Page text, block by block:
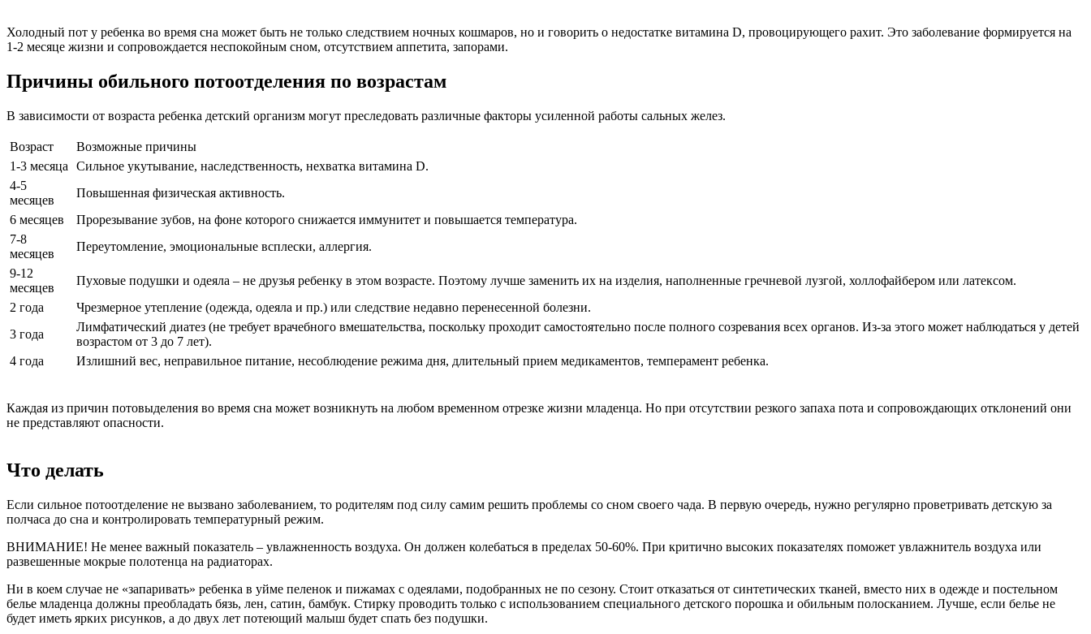
Холодный пот у ребенка во время сна может быть не только следствием ночных кошмаров, но и говорить о недостатке витамина D, провоцирующего рахит. Это заболевание формируется на
1-2 месяце жизни и сопровождается неспокойным сном, отсутствием аппетита, запорами.
Причины обильного потоотделения по возрастам
В зависимости от возраста ребенка детский организм могут преследовать различные факторы усиленной работы сальных желез.
Возраст
Возможные причины
1-3 месяца
Сильное укутывание, наследственность, нехватка витамина D.
4-5
месяцев
Повышенная физическая активность.
6 месяцев
Прорезывание зубов, на фоне которого снижается иммунитет и повышается температура.
7-8
месяцев
Переутомление, эмоциональные всплески, аллергия.
9-12
месяцев
Пуховые подушки и одеяла – не друзья ребенку в этом возрасте. Поэтому лучше заменить их на изделия, наполненные гречневой лузгой, холлофайбером или латексом.
2 года
Чрезмерное утепление (одежда, одеяла и пр.) или следствие недавно перенесенной болезни.
3 года
Лимфатический диатез (не требует врачебного вмешательства, поскольку проходит самостоятельно после полного созревания всех органов. Из-за этого может наблюдаться у детей
возрастом от 3 до 7 лет).
4 года
Излишний вес, неправильное питание, несоблюдение режима дня, длительный прием медикаментов, темперамент ребенка.
Каждая из причин потовыделения во время сна может возникнуть на любом временном отрезке жизни младенца. Но при отсутствии резкого запаха пота и сопровождающих отклонений они
не представляют опасности.
Что делать
Если сильное потоотделение не вызвано заболеванием, то родителям под силу самим решить проблемы со сном своего чада. В первую очередь, нужно регулярно проветривать детскую за
полчаса до сна и контролировать температурный режим.
ВНИМАНИЕ! Не менее важный показатель – увлажненность воздуха. Он должен колебаться в пределах 50-60%. При критично высоких показателях поможет увлажнитель воздуха или
развешенные мокрые полотенца на радиаторах.
Ни в коем случае не «запаривать» ребенка в уйме пеленок и пижамах с одеялами, подобранных не по сезону. Стоит отказаться от синтетических тканей, вместо них в одежде и постельном
белье младенца должны преобладать бязь, лен, сатин, бамбук. Стирку проводить только с использованием специального детского порошка и обильным полосканием. Лучше, если белье не
будет иметь ярких рисунков, а до двух лет потеющий малыш будет спать без подушки.